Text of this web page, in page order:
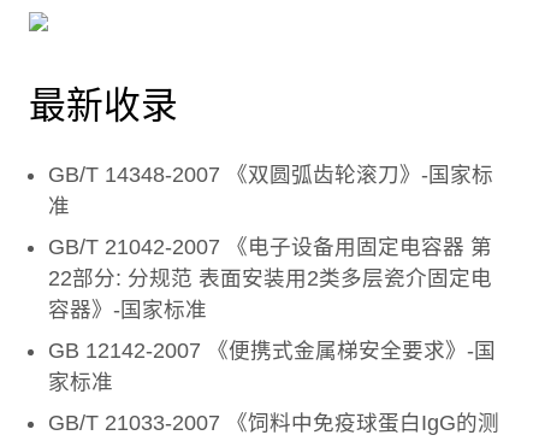
最新收录
GB/T 14348-2007 《双圆弧齿轮滚刀》-国家标
准
GB/T 21042-2007 《电子设备用固定电容器 第
22部分: 分规范 表面安装用2类多层瓷介固定电
容器》-国家标准
GB 12142-2007 《便携式金属梯安全要求》-国
家标准
GB/T 21033-2007 《饲料中免疫球蛋白IgG的测